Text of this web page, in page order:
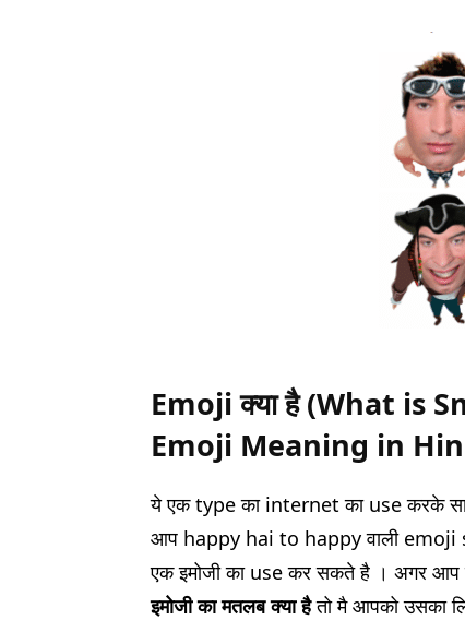
Emoji क्या है (What is
Emoji Meaning in Hindi
ये एक type का internet का use करके
आप happy hai to happy वाली emoji
एक इमोजी का use कर सकते है । अगर आप
इमोजी का मतलब क्या हैतो मै आपको उसका